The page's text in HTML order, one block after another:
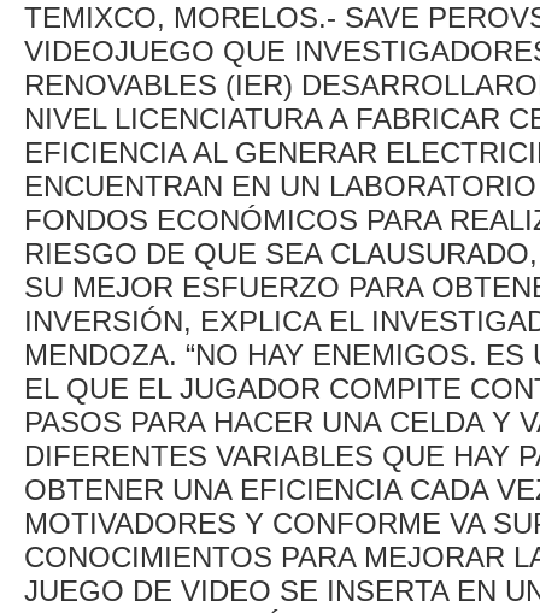
TEMIXCO, MORELOS.- SAVE
VIDEOJUEGO QUE
RENOVABLES (IER)
NIVEL LICENCIATURA A FABRICAR
EFICIENCIA AL GENERAR
ENCUENTRAN EN UN
FONDOS ECONÓMICOS PARA
RIESGO DE QUE SEA
SU MEJOR ESFUERZO PARA
INVERSIÓN, EXPLICA EL
MENDOZA. “NO HAY ENEMIGOS.
EL QUE EL JUGADOR COMPITE
PASOS PARA HACER UNA CELDA Y
DIFERENTES VARIABLES QUE HAY
OBTENER UNA EFICIENCIA CADA
MOTIVADORES Y CONFORME VA
CONOCIMIENTOS PARA MEJORAR
JUEGO DE VIDEO SE INSERTA EN